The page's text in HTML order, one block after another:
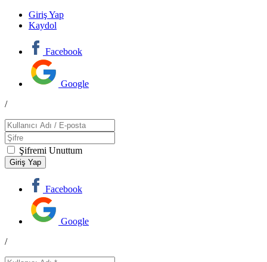
Giriş Yap
Kaydol
Facebook
Google
/
Şifremi Unuttum
Facebook
Google
/